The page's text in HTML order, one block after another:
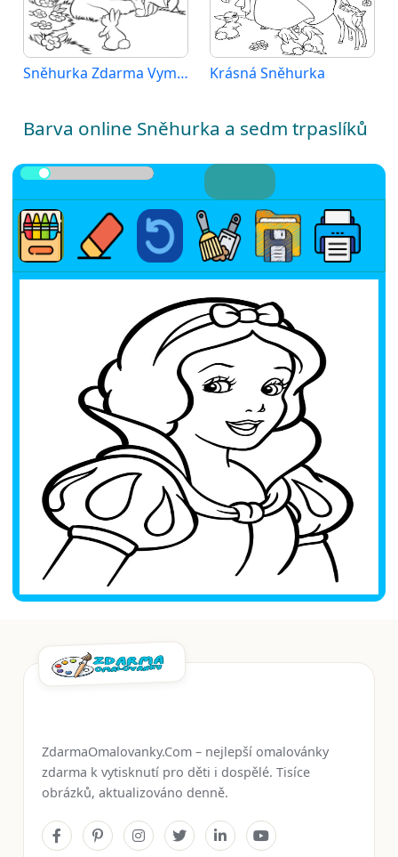
Sněhurka Zdarma Vymalovatelné Obrázek Krásná Sněhurka
Barva online Sněhurka a sedm trpaslíků
ZdarmaOmalovanky.Com – nejlepší omalovánky
zdarma k vytisknutí pro děti i dospělé. Tisíce
obrázků, aktualizováno denně.